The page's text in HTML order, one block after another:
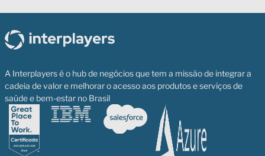
A Interplayers é o hub de negócios que tem a missão de integrar a
cadeia de valor e melhorar o acesso aos produtos e serviços de
saúde e bem-estar no Brasil